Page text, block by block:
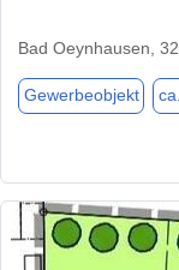
Bad Oeynhausen,
Gewerbeobjekt